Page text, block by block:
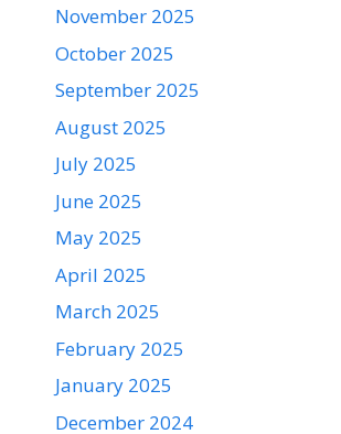
November 2025
October 2025
September 2025
August 2025
July 2025
June 2025
May 2025
April 2025
March 2025
February 2025
January 2025
December 2024